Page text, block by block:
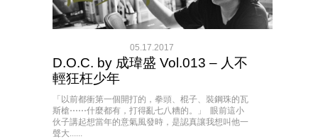
05.17.2017
D.O.C. by 成瑋盛 Vol.013 – 人不
輕狂枉少年
「以前都衝第一個開打的，拳頭、棍子、裝鋼珠的瓦
斯槍⋯⋯什麼都有，打得亂七八糟的。」 眼前這小
伙子講起想當年的意氣風發時，是認真讓我想叫他一
聲大......